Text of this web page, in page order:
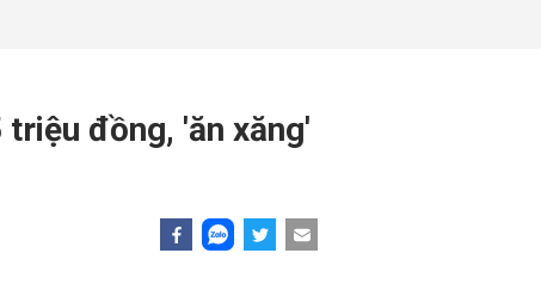
đồng, 'ăn xăng'